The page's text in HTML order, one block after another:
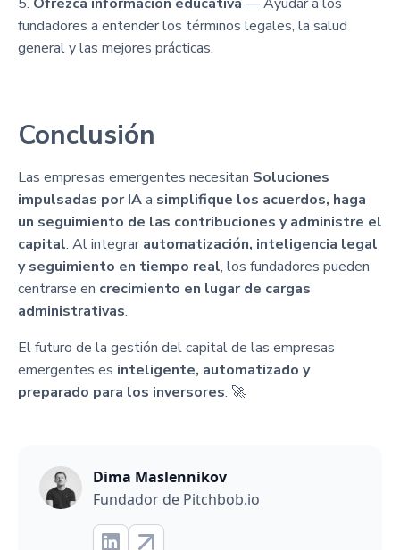
fundadores a entender los términos legales, la salud
general y las mejores prácticas.
Conclusión
Las empresas emergentes necesitan Soluciones
impulsadas por IAa simplifique los acuerdos, haga
un seguimiento de las contribuciones y administre el
capital. Al integrar automatización, inteligencia legal
y seguimiento en tiempo real, los fundadores pueden
centrarse en crecimiento en lugar de cargas
administrativas.
El futuro de la gestión del capital de las empresas
emergentes es inteligente, automatizado y
preparado para los inversores. 🚀
Dima Maslennikov
Fundador de Pitchbob.io